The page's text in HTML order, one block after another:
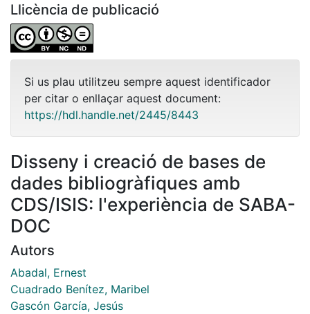
Llicència de publicació
Si us plau utilitzeu sempre aquest identificador
per citar o enllaçar aquest document:
https://hdl.handle.net/2445/8443
Disseny i creació de bases de
dades bibliogràfiques amb
CDS/ISIS: l'experiència de SABA-
DOC
Autors
Abadal, Ernest
Cuadrado Benítez, Maribel
Gascón García, Jesús